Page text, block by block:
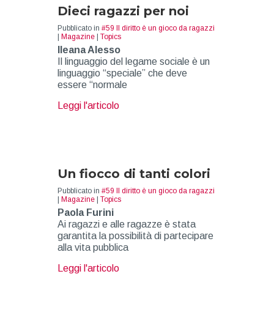
Dieci ragazzi per noi
Pubblicato in #59 Il diritto è un gioco da ragazzi
| Magazine | Topics
Ileana Alesso
Il linguaggio del legame sociale è un
linguaggio “speciale” che deve
essere “normale
Leggi l'articoloabout Dieci ragazzi per noi
Un fiocco di tanti colori
Pubblicato in #59 Il diritto è un gioco da ragazzi
| Magazine | Topics
Paola Furini
Ai ragazzi e alle ragazze è stata
garantita la possibilità di partecipare
alla vita pubblica
Leggi l'articoloabout Un fiocco di tanti colori